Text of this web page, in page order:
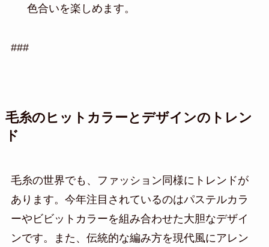
色合いを楽しめます。
###
毛糸のヒットカラーとデザインのトレン
ド
毛糸の世界でも、ファッション同様にトレンドが
あります。今年注目されているのはパステルカラ
ーやビビットカラーを組み合わせた大胆なデザイ
ンです。また、伝統的な編み方を現代風にアレン